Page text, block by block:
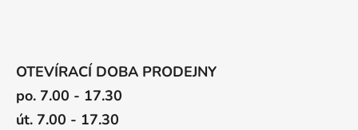
OTEVÍRACÍ DOBA PRODEJNY
po. 7.00 - 17.30
út. 7.00 - 17.30